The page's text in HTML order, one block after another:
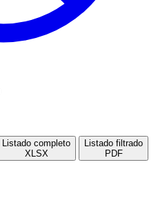
Listado completo
XLSX
Listado filtrado
PDF